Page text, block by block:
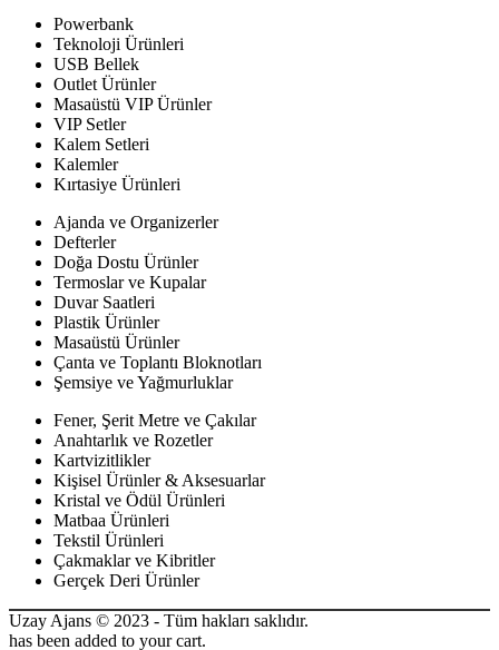
Powerbank
Teknoloji Ürünleri
USB Bellek
Outlet Ürünler
Masaüstü VIP Ürünler
VIP Setler
Kalem Setleri
Kalemler
Kırtasiye Ürünleri
Ajanda ve Organizerler
Defterler
Doğa Dostu Ürünler
Termoslar ve Kupalar
Duvar Saatleri
Plastik Ürünler
Masaüstü Ürünler
Çanta ve Toplantı Bloknotları
Şemsiye ve Yağmurluklar
Fener, Şerit Metre ve Çakılar
Anahtarlık ve Rozetler
Kartvizitlikler
Kişisel Ürünler & Aksesuarlar
Kristal ve Ödül Ürünleri
Matbaa Ürünleri
Tekstil Ürünleri
Çakmaklar ve Kibritler
Gerçek Deri Ürünler
Uzay Ajans © 2023 - Tüm hakları saklıdır.
has been added to your cart.